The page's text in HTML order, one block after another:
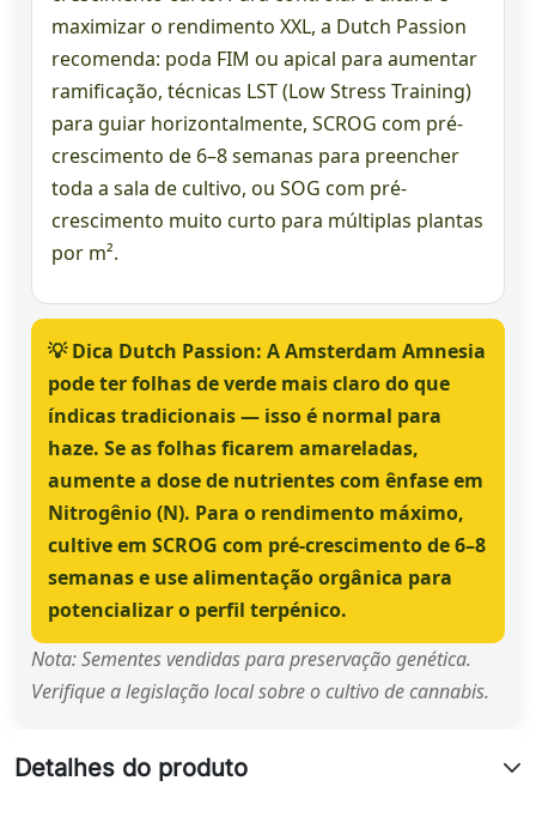
maximizar o rendimento XXL, a Dutch Passion
recomenda: poda FIM ou apical para aumentar
ramificação, técnicas LST (Low Stress Training)
para guiar horizontalmente, SCROG com pré-
crescimento de 6–8 semanas para preencher
toda a sala de cultivo, ou SOG com pré-
crescimento muito curto para múltiplas plantas
por m².
💡Dica Dutch Passion: A Amsterdam Amnesia
pode ter folhas de verde mais claro do que
índicas tradicionais — isso é normal para
haze. Se as folhas ficarem amareladas,
aumente a dose de nutrientes com ênfase em
Nitrogênio (N). Para o rendimento máximo,
cultive em SCROG com pré-crescimento de 6–8
semanas e use alimentação orgânica para
potencializar o perfil terpénico.
Nota: Sementes vendidas para preservação genética.
Verifique a legislação local sobre o cultivo de cannabis.
Detalhes do produto